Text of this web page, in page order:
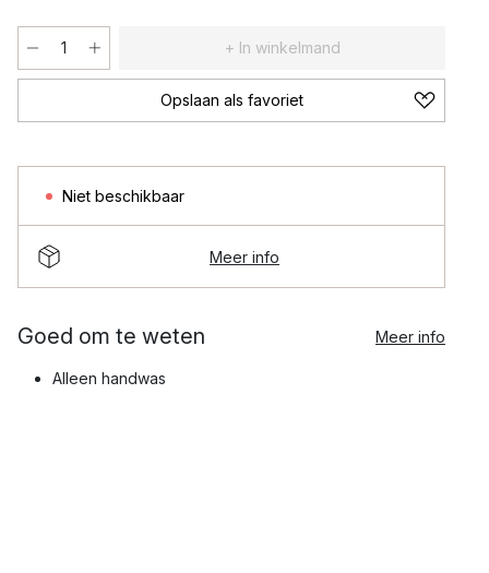
+ In winkelmand
Opslaan als favoriet
Niet beschikbaar
Meer info
Goed om te weten Meer info
Alleen handwas